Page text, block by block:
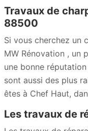
Travaux de
88500
Si vous cherchez un
MW Rénovation , un
une bonne
sont aussi des plus
êtes à Chef Haut,
Les travaux de